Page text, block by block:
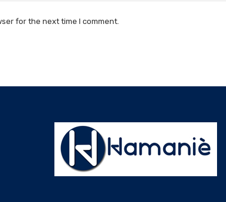
for the next time I comment.